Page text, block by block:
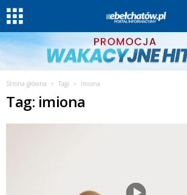
Strona główna Tagi Imiona
Tag: imiona